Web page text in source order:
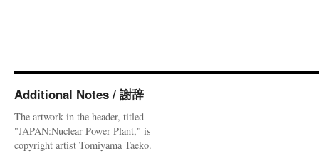
Additional Notes / 謝辞
The artwork in the header, titled
"JAPAN:Nuclear Power Plant," is
copyright artist Tomiyama Taeko.